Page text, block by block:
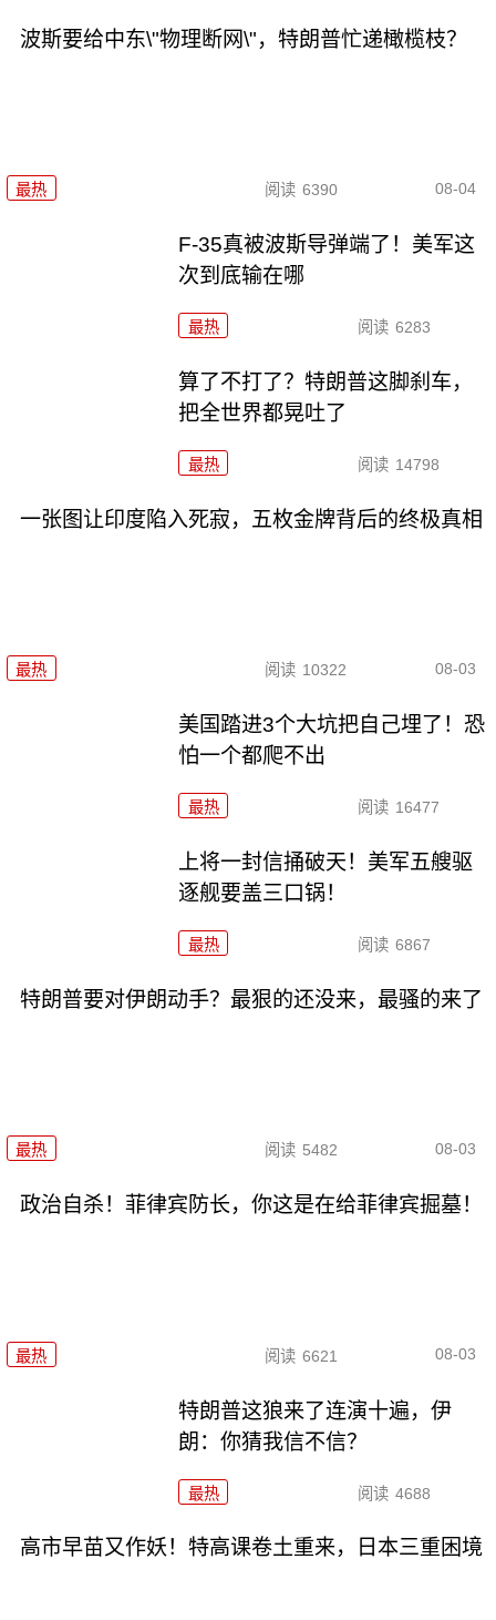
波斯要给中东\"物理断网\"，特朗普忙递橄榄枝？
最热 阅读 6390 08-04
F-35真被波斯导弹端了！美军这
次到底输在哪
最热 阅读 6283
算了不打了？特朗普这脚刹车，
把全世界都晃吐了
最热 阅读 14798
一张图让印度陷入死寂，五枚金牌背后的终极真相
最热 阅读 10322 08-03
美国踏进3个大坑把自己埋了！恐
怕一个都爬不出
最热 阅读 16477
上将一封信捅破天！美军五艘驱
逐舰要盖三口锅！
最热 阅读 6867
特朗普要对伊朗动手？最狠的还没来，最骚的来了
最热 阅读 5482 08-03
政治自杀！菲律宾防长，你这是在给菲律宾掘墓！
最热 阅读 6621 08-03
特朗普这狼来了连演十遍，伊
朗：你猜我信不信？
最热 阅读 4688
高市早苗又作妖！特高课卷土重来，日本三重困境